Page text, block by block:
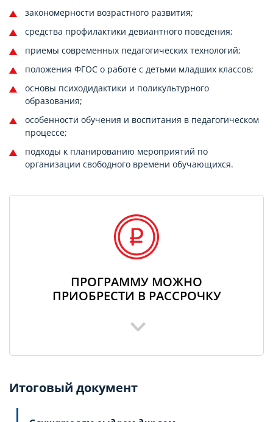
закономерности возрастного развития;
средства профилактики девиантного поведения;
приемы современных педагогических технологий;
положения ФГОС о работе с детьми младших классов;
основы психодидактики и поликультурного
образования;
особенности обучения и воспитания в педагогическом
процессе;
подходы к планированию мероприятий по
организации свободного времени обучающихся.
ПРОГРАММУ МОЖНО
ПРИОБРЕСТИ В РАССРОЧКУ
Итоговый документ